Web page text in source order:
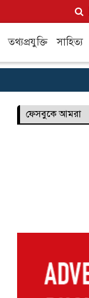
তথ্যপ্রযুক্তি সাহিত্য
ফেসবুকে আমরা